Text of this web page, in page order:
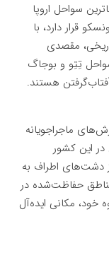
سواحل اروپا
قرار دارد، با
مقصدی
تِتِو و بوجاگ
هستند.
ماجراجویانه
این کشور
دشت‌های اطراف به
مناطق حفاظت‌شده در
خود، مکانی ایده‌آل